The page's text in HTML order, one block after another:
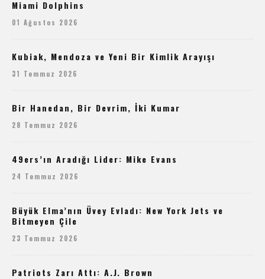
Miami Dolphins
01 Ağustos 2026
Kubiak, Mendoza ve Yeni Bir Kimlik Arayışı
31 Temmuz 2026
Bir Hanedan, Bir Devrim, İki Kumar
28 Temmuz 2026
49ers’ın Aradığı Lider: Mike Evans
24 Temmuz 2026
Büyük Elma’nın Üvey Evladı: New York Jets ve
Bitmeyen Çile
23 Temmuz 2026
Patriots Zarı Attı: A.J. Brown